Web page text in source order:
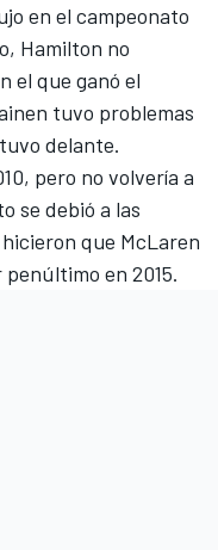
en el campeonato
Hamilton no
el que ganó el
tuvo problemas
delante.
pero no volvería a
se debió a las
que McLaren
en 2015.